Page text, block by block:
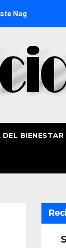
2026
DEL BIENESTAR